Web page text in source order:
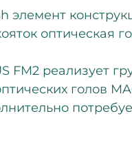
элемент
оптическая
FM2 реализует
голов